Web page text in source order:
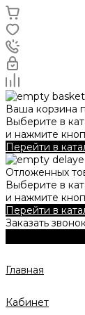
Ваша корзина
Выберите в
и нажмите
Перейти в
Отложенных
Выберите в
и нажмите
Перейти в
Заказать
Главная
Кабинет